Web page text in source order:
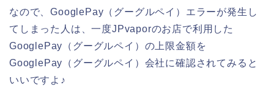
なので、GooglePay（グーグルペイ）エラーが発生し
てしまった人は、一度JPvaporのお店で利用した
GooglePay（グーグルペイ）の上限金額を
GooglePay（グーグルペイ）会社に確認されてみると
いいですよ♪